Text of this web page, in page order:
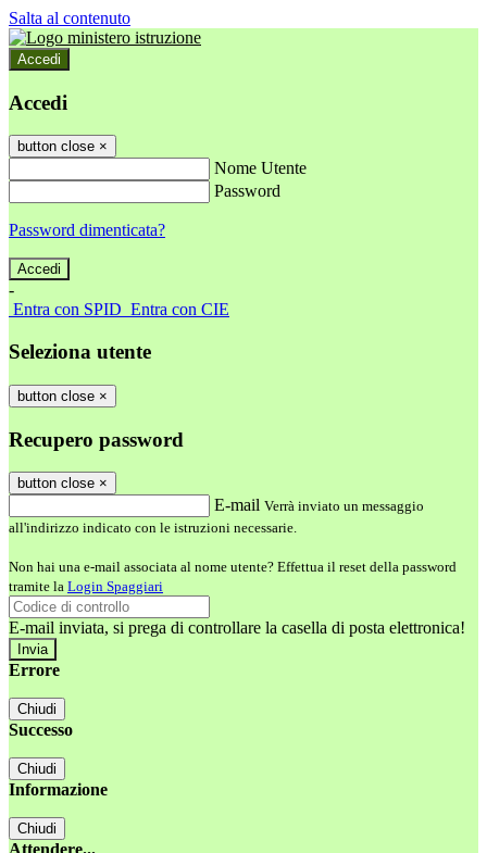
Salta al contenuto
Accedi
Accedi
button close ×
Nome Utente
Password
Password dimenticata?
-
Entra con SPID Entra con CIE
Seleziona utente
button close ×
Recupero password
button close ×
E-mail Verrà inviato un messaggio
all'indirizzo indicato con le istruzioni necessarie.
Non hai una e-mail associata al nome utente? Effettua il reset della password
tramite la Login Spaggiari
E-mail inviata, si prega di controllare la casella di posta elettronica!
Errore
Chiudi
Successo
Chiudi
Informazione
Chiudi